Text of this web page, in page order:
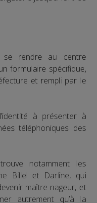
se rendre au centre
formulaire spécifique,
et rempli par le
à présenter à
téléphoniques des
notamment les
Billel et Darline, qui
maître nageur, et
autrement qu’à la